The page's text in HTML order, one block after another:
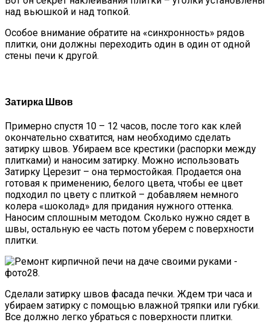
над вьюшкой и над топкой.
Особое внимание обратите на «синхронность» рядов
плитки, они должны переходить один в один от одной
стены печи к другой.
Затирка Швов
Примерно спустя 10 – 12 часов, после того как клей
окончательно схватится, нам необходимо сделать
затирку швов. Убираем все крестики (распорки между
плитками) и наносим затирку. Можно использовать
Затирку Церезит – она термостойкая. Продается она
готовая к применению, белого цвета, чтобы ее цвет
подходил по цвету с плиткой – добавляем немного
колера «шоколад» для придания нужного оттенка.
Наносим сплошным методом. Сколько нужно сядет в
швы, остальную ее часть потом уберем с поверхности
плитки.
Сделали затирку швов фасада печки. Ждем три часа и
убираем затирку с помощью влажной тряпки или губки.
Все должно легко убраться с поверхности плитки.